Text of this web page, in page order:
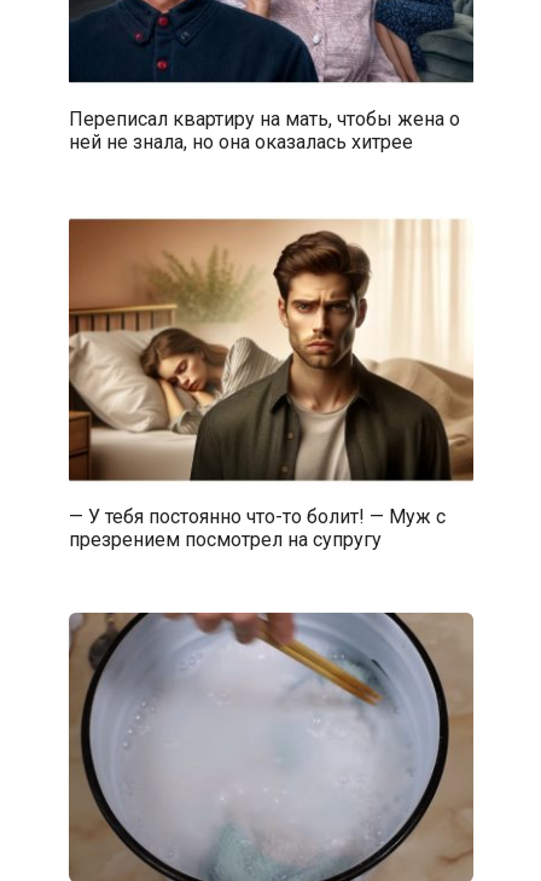
Переписал квартиру на мать, чтобы жена о
ней не знала, но она оказалась хитрее
— У тебя постоянно что-то болит! — Муж с
презрением посмотрел на супругу